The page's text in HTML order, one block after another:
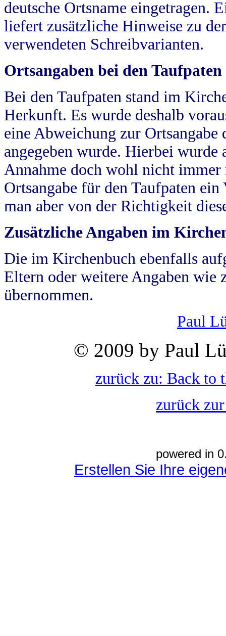
deutsche Ortsname eingetragen.
liefert zusätzliche Hinweise zu
verwendeten Schreibvarianten.
Ortsangaben bei den Taufpaten
Bei den Taufpaten stand im
Herkunft. Es wurde deshalb
eine Abweichung zur
angegeben wurde. Hierbei wurde
Annahme doch wohl nicht
Ortsangabe für den Taufpaten
man aber von der Richtigkeit
Zusätzliche Angaben im
Die im Kirchenbuch ebenfalls
Eltern oder weitere Angaben wie
übernommen.
Paul
© 2009 by Paul
zurück zu: Back to
zurück
powered in
Erstellen Sie Ihre